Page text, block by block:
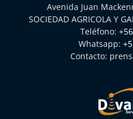
Avenida Juan
SOCIEDAD AGRICOLA Y
Teléfono:
Whatsapp:
Contacto: